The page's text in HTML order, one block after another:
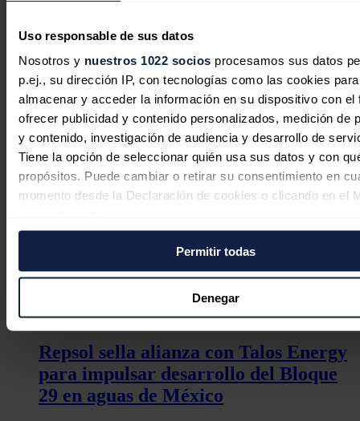
Uso responsable de sus datos
Nosotros y nuestros 1022 socios procesamos sus datos
p.ej., su dirección IP, con tecnologías como las cookies para
almacenar y acceder la información en su dispositivo con el
ofrecer publicidad y contenido personalizados, medición de
y contenido, investigación de audiencia y desarrollo de
Tiene la opción de seleccionar quién usa sus datos y con
propósitos. Puede cambiar o retirar su consentimiento en
momento desde la Declaración de cookies o clicando en el
Si lo permite, también quisiéramos:
Recopilar información sobre su ubicación geográfica
puede tener una precisión de varios metros
Identificar su dispositivo analizándolo activamente
características específicas (huellas digitales)
Obtenga más información sobre cómo se procesan sus
personales y establezca sus preferencias en lasección de
Puede cambiar o retirar su consentimiento en cualquier
Permitir todas
Denegar
El Gobierno Vasco adquiere el 1% de
Enagás para reforzar su apuesta
estratégica por la autonomía
energética
Repsol sella alianza con Talos Energy
para impulsar desarrollo del Bloque
29 en aguas de México